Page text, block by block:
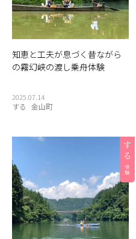
知恵と工夫が息づく昔ながら
の霧幻峡の渡し乗舟体験
2025.07.14
する 金山町